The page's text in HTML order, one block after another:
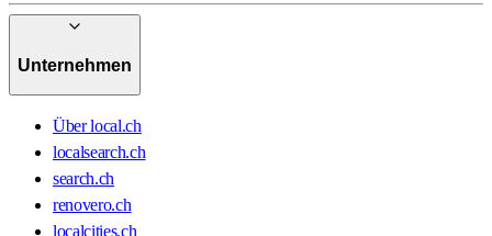
Unternehmen
Über local.ch
localsearch.ch
search.ch
renovero.ch
localcities.ch